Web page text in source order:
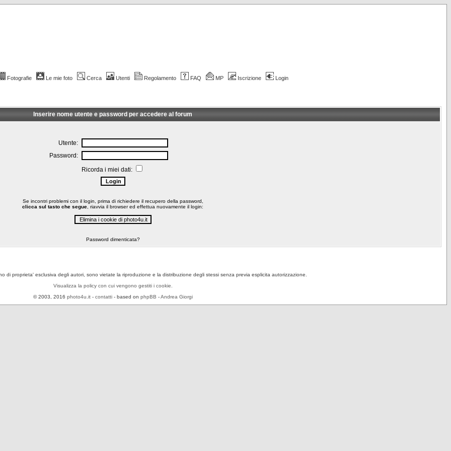
Fotografie Le mie foto Cerca Utenti Regolamento FAQ MP Iscrizione Login
Inserire nome utente e password per accedere al forum
Utente:
Password:
Ricorda i miei dati:
Se incontri problemi con il login, prima di richiedere il recupero della password,
clicca sul tasto che segue , riavvia il browser ed effettua nuovamente il login:
Password dimenticata?
di proprieta' esclusiva degli autori, sono vietate la riproduzione e la distribuzione degli stessi senza previa esplicita autorizzazione.
Visualizza la policy con cui vengono gestiti i cookie.
© 2003, 2016 photo4u.it- contatti- based on phpBB -Andrea Giorgi